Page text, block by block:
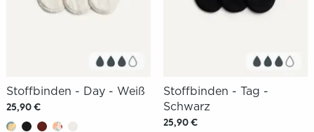
Stoffbinden - Day - Weiß
25,90 €
Stoffbinden - Tag -
Schwarz
25,90 €